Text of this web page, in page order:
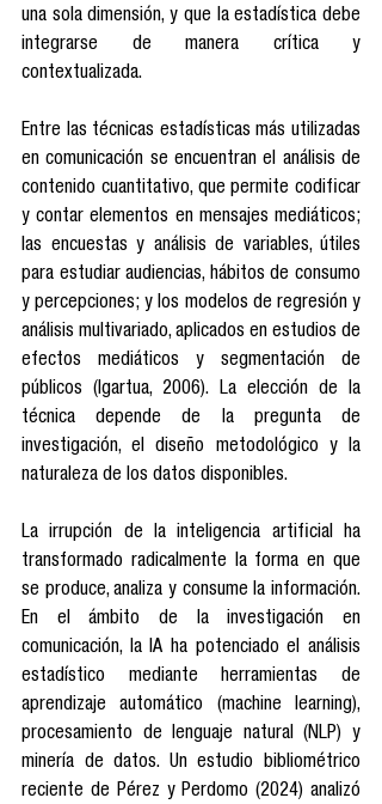
una sola dimensión, y que la estadística debe
integrarse de manera crítica y
contextualizada.
Entre las técnicas estadísticas más utilizadas
en comunicación se encuentran el análisis de
contenido cuantitativo, que permite codificar
y contar elementos en mensajes mediáticos;
las encuestas y análisis de variables, útiles
para estudiar audiencias, hábitos de consumo
y percepciones; y los modelos de regresión y
análisis multivariado, aplicados en estudios de
efectos mediáticos y segmentación de
públicos (Igartua, 2006). La elección de la
técnica depende de la pregunta de
investigación, el diseño metodológico y la
naturaleza de los datos disponibles.
La irrupción de la inteligencia artificial ha
transformado radicalmente la forma en que
se produce, analiza y consume la información.
En el ámbito de la investigación en
comunicación, la IA ha potenciado el análisis
estadístico mediante herramientas de
aprendizaje automático (machine learning),
procesamiento de lenguaje natural (NLP) y
minería de datos. Un estudio bibliométrico
reciente de Pérez y Perdomo (2024) analizó